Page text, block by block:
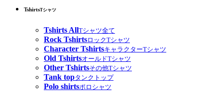
TshirtsTシャツ
Tshirts AllTシャツ全て
Rock TshirtsロックTシャツ
Character TshirtsキャラクターTシャツ
Old TshirtsオールドTシャツ
Other Tshirtsその他Tシャツ
Tank topタンクトップ
Polo shirtsポロシャツ